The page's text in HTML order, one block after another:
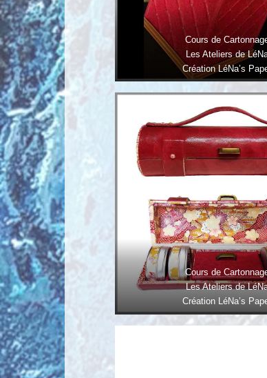
Cours de
Les Ateliers de
Création LéNa’s
Cours de
Les Ateliers de
Création LéNa’s